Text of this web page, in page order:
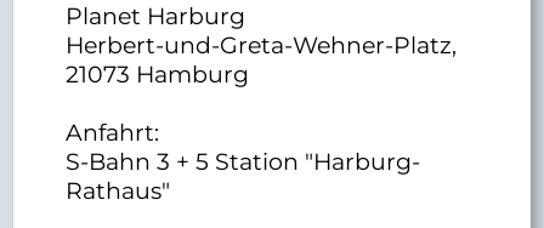
Planet Harburg
Herbert-und-Greta-Wehner-Platz,
21073 Hamburg
Anfahrt:
S-Bahn 3 + 5 Station "Harburg-
Rathaus"